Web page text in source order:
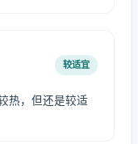
较适宜
热，但还是较适